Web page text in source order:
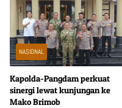
NASIONAL
Kapolda-Pangdam perkuat
sinergi lewat kunjungan ke
Mako Brimob